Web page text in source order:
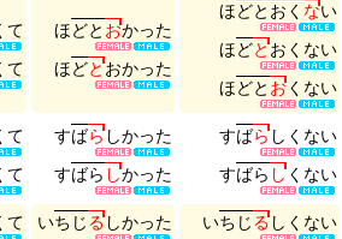
て
て
ほどと おかった
ほどとおかった
ほどと お く ない
ほどとお く ない
ほどと おく ない
て
て
すばらしかった
すばら しかった
すばらし く ない
すばら しく ない
て
いち じるしかった
いち じるし く ない